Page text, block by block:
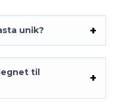
unik?
til